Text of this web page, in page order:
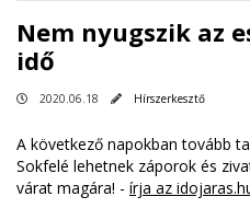
Nem nyugszik az
idő
2020.06.18 Hírszerkesztő
A következő napokban tovább
Sokfelé lehetnek záporok és
várat magára! - írja az